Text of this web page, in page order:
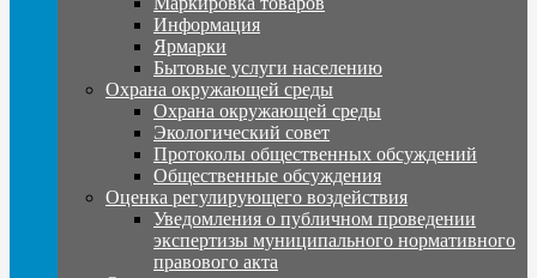
Информация
Ярмарки
Бытовые услуги населению
Охрана окружающей среды
Охрана окружающей среды
Экологический совет
Протоколы общественных обсуждений
Общественные обсуждения
Оценка регулирующего воздействия
Уведомления о публичном проведении
экспертизы муниципального нормативного
правового акта